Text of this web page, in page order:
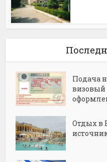
Подача
визовый
Отдых в